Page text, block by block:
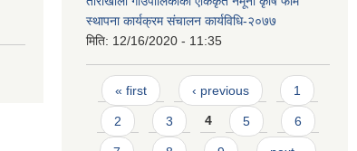
स्थापना कार्यक्रम संचालन कार्यविधि-२०७७
मिति: 12/16/2020 - 11:35
Pages
« first ‹ previous 1
2 3 4 5 6